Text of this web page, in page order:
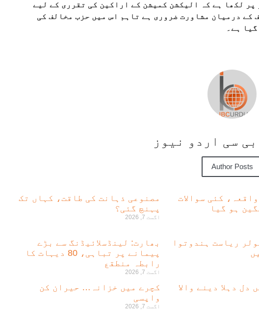
لکھا ہے کہ الیکشن کمیشن کے اراکین کی تقرری کے لیے
کے درمیان مشاورت ضروری ہے تاہم اس میں حزب مخالف کی
ہے۔
سی اردو نیوز
Author Posts
واقعہ، کئی سوالات
ہو گیا
مصنوعی ذہانت کی طاقت، کہاں تک
پہنچ گئی؟
اگست 7, 2026
ریاست ہندوتوا
بھارت: لینڈسلائیڈنگ سے بڑے
پیمانے پر تباہی، 80 دیہات کا
رابطہ منطقع
اگست 7, 2026
دل دہلا دینے والا
کچرے میں خزانہ… حیران کن
واپسی
اگست 7, 2026